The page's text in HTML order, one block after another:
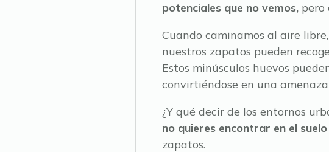
potenciales que no vemos, pero
Cuando caminamos al aire
nuestros zapatos pueden
Estos minúsculos huevos
convirtiéndose en una
¿Y qué decir de los entornos
no quieres encontrar en el
zapatos.